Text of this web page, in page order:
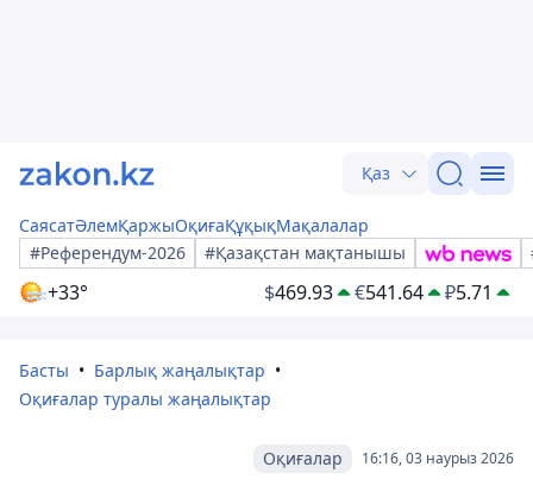
Қаз
СаясатӘлемҚаржыОқиғаҚұқықМақалалар
#Референдум-2026
#Қазақстан мақтанышы
+33° $469.93 €541.64 ₽5.71
Басты
Барлық жаңалықтар
Оқиғалар туралы жаңалықтар
16:16, 03 наурыз 2026
Оқиғалар